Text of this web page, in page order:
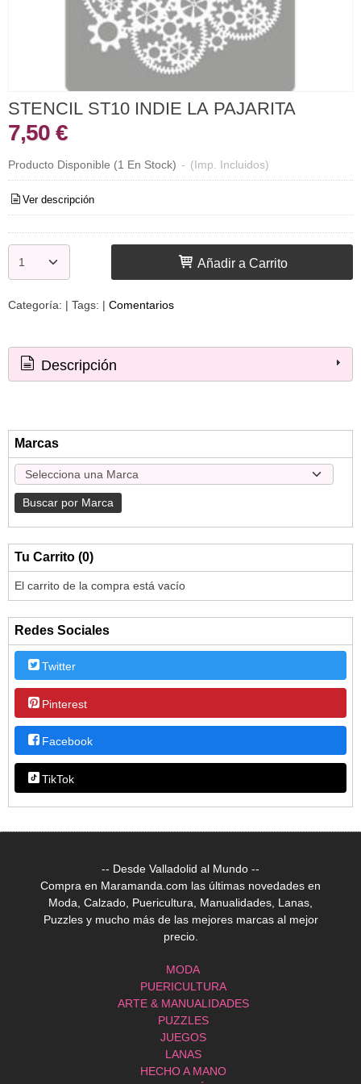
Marcas
Tu Carrito (0)
El carrito de la compra está vacío
Redes Sociales
Twitter
Pinterest
Facebook
TikTok
STENCIL ST10 INDIE LA PAJARITA
7,50 €
Producto Disponible (1 En Stock) - (Imp. Incluidos)
Ver descripción
Añadir a Carrito
Categoría: | Tags: | Comentarios
Descripción
-- Desde Valladolid al Mundo --
Compra en Maramanda.com las últimas novedades en
Moda, Calzado, Puericultura, Manualidades, Lanas,
Puzzles y mucho más de las mejores marcas al mejor
precio.
MODA
PUERICULTURA
ARTE & MANUALIDADES
PUZZLES
JUEGOS
LANAS
HECHO A MANO